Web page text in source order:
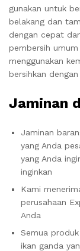
gunakan untuk
belakang dan
dengan cepat
pembersih
menggunakan
bersihkan
Jaminan
Jaminan
yang Anda
yang Anda
inginkan
Kami
perusahaan
Anda
Semua
ikan ganda